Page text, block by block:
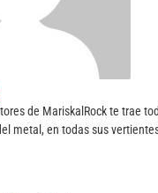
de MariskalRock te trae
metal, en todas sus